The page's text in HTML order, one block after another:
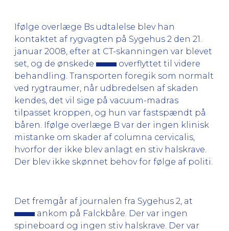
Ifølge overlæge Bs udtalelse blev han
kontaktet af rygvagten på Sygehus 2 den 21.
januar 2008, efter at CT-skanningen var blevet
set, og de ønskede
overflyttet til videre
behandling. Transporten foregik som normalt
ved rygtraumer, når udbredelsen af skaden
kendes, det vil sige på vacuum-madras
tilpasset kroppen, og hun var fastspændt på
båren. Ifølge overlæge B var der ingen klinisk
mistanke om skader af columna cervicalis,
hvorfor der ikke blev anlagt en stiv halskrave.
Der blev ikke skønnet behov for følge af politi.
Det fremgår af journalen fra Sygehus 2, at
ankom på Falckbåre. Der var ingen
spineboard og ingen stiv halskrave. Der var